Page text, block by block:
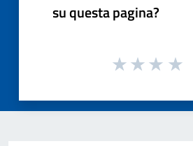
su questa pagina?